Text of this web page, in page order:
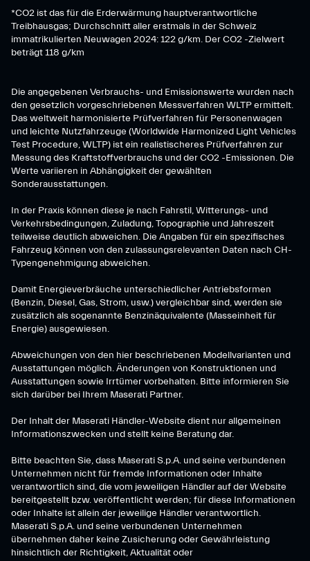
*CO2 ist das für die Erderwärmung hauptverantwortliche
Treibhausgas; Durchschnitt aller erstmals in der Schweiz
immatrikulierten Neuwagen 2024: 122 g/km. Der CO2 -Zielwert
beträgt 118 g/km
Die angegebenen Verbrauchs- und Emissionswerte wurden nach
den gesetzlich vorgeschriebenen Messverfahren WLTP ermittelt.
Das weltweit harmonisierte Prüfverfahren für Personenwagen
und leichte Nutzfahrzeuge (Worldwide Harmonized Light Vehicles
Test Procedure, WLTP) ist ein realistischeres Prüfverfahren zur
Messung des Kraftstoffverbrauchs und der CO2 -Emissionen. Die
Werte variieren in Abhängigkeit der gewählten
Sonderausstattungen.
In der Praxis können diese je nach Fahrstil, Witterungs- und
Verkehrsbedingungen, Zuladung, Topographie und Jahreszeit
teilweise deutlich abweichen. Die Angaben für ein spezifisches
Fahrzeug können von den zulassungsrelevanten Daten nach CH-
Typengenehmigung abweichen.
Damit Energieverbräuche unterschiedlicher Antriebsformen
(Benzin, Diesel, Gas, Strom, usw.) vergleichbar sind, werden sie
zusätzlich als sogenannte Benzinäquivalente (Masseinheit für
Energie) ausgewiesen.
Abweichungen von den hier beschriebenen Modellvarianten und
Ausstattungen möglich. Änderungen von Konstruktionen und
Ausstattungen sowie Irrtümer vorbehalten. Bitte informieren Sie
sich darüber bei Ihrem Maserati Partner.
Der Inhalt der Maserati Händler-Website dient nur allgemeinen
Informationszwecken und stellt keine Beratung dar.
Bitte beachten Sie, dass Maserati S.p.A. und seine verbundenen
Unternehmen nicht für fremde Informationen oder Inhalte
verantwortlich sind, die vom jeweiligen Händler auf der Website
bereitgestellt bzw. veröffentlicht werden; für diese Informationen
oder Inhalte ist allein der jeweilige Händler verantwortlich.
Maserati S.p.A. und seine verbundenen Unternehmen
übernehmen daher keine Zusicherung oder Gewährleistung
hinsichtlich der Richtigkeit, Aktualität oder